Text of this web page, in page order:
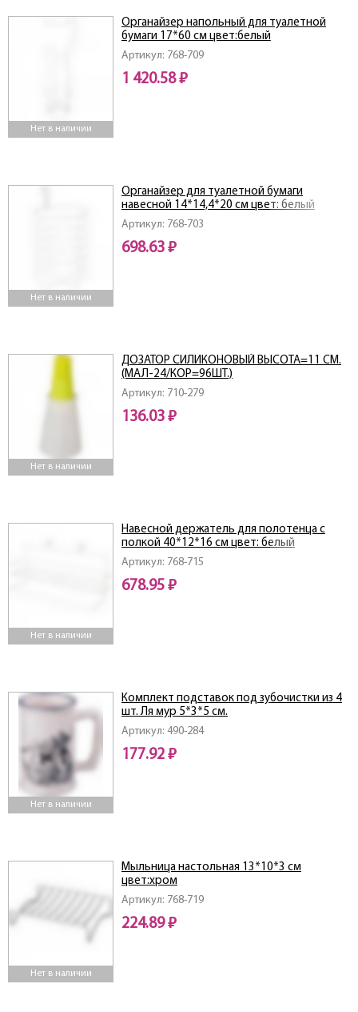
Нет в наличии
Артикул: 768-709
Органайзер напольный для туалетной
бумаги 17*60 см цвет:белый
1 420.58 ₽
Нет в наличии
Артикул: 768-703
Органайзер для туалетной бумаги
навесной 14*14,4*20 см цвет: белый
698.63 ₽
Нет в наличии
Артикул: 710-279
ДОЗАТОР СИЛИКОНОВЫЙ ВЫСОТА=11 СМ.
(МАЛ-24/КОР=96ШТ.)
136.03 ₽
Нет в наличии
Артикул: 768-715
Навесной держатель для полотенца с
полкой 40*12*16 см цвет: белый
678.95 ₽
Нет в наличии
Артикул: 490-284
Комплект подставок под зубочистки из 4
шт. Ля мур 5*3*5 см.
177.92 ₽
Нет в наличии
Артикул: 768-719
Мыльница настольная 13*10*3 см
цвет:хром
224.89 ₽